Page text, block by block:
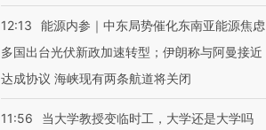
12:13
能源内参｜中东局势催化东南亚能源焦虑
多国出台光伏新政加速转型；伊朗称与阿曼接近
达成协议 海峡现有两条航道将关闭
11:56 当大学教授变临时工，大学还是大学吗